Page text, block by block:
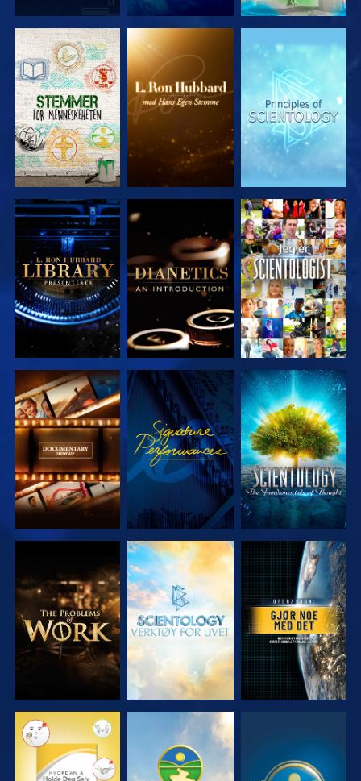
UTFORSK
SERIEN
UTFORSK
SERIEN
UTFORSK
SERIEN
UTFORSK
SERIEN
UTFORSK
SERIEN
SE
UTFORSK
SERIEN
SE
UTFORSK
SERIEN
UTFORSK
SERIEN
UTFORSK
SERIEN
SE
SE SE SE